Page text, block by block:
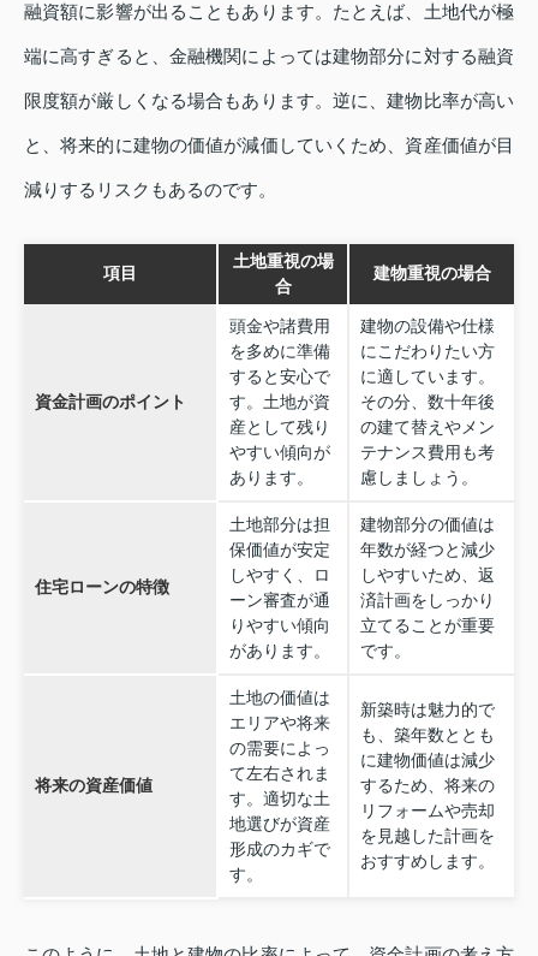
融資額に影響が出ることもあります。たとえば、土地代が極
端に高すぎると、金融機関によっては建物部分に対する融資
限度額が厳しくなる場合もあります。逆に、建物比率が高い
と、将来的に建物の価値が減価していくため、資産価値が目
減りするリスクもあるのです。
項目
土地重視の場
合
建物重視の場合
資金計画のポイント
頭金や諸費用
を多めに準備
すると安心で
す。土地が資
産として残り
やすい傾向が
あります。
建物の設備や仕様
にこだわりたい方
に適しています。
その分、数十年後
の建て替えやメン
テナンス費用も考
慮しましょう。
住宅ローンの特徴
土地部分は担
保価値が安定
しやすく、ロ
ーン審査が通
りやすい傾向
があります。
建物部分の価値は
年数が経つと減少
しやすいため、返
済計画をしっかり
立てることが重要
です。
将来の資産価値
土地の価値は
エリアや将来
の需要によっ
て左右されま
す。適切な土
地選びが資産
形成のカギで
す。
新築時は魅力的で
も、築年数ととも
に建物価値は減少
するため、将来の
リフォームや売却
を見越した計画を
おすすめします。